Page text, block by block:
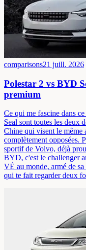
comparisons21 juill. 2026
Polestar 2 vs BYD
premium
Ce qui me fascine dans
Seal sont toutes les deux
Chine qui visent le même
complètement opposées.
sportif de Volvo, déjà
BYD, c'est le challenger
VÉ au monde, armé de
qui te fait regarder deux